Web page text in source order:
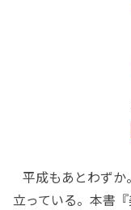
平成もあとわず
立っている。本書